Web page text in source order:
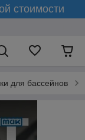
стоимости
для бассейнов